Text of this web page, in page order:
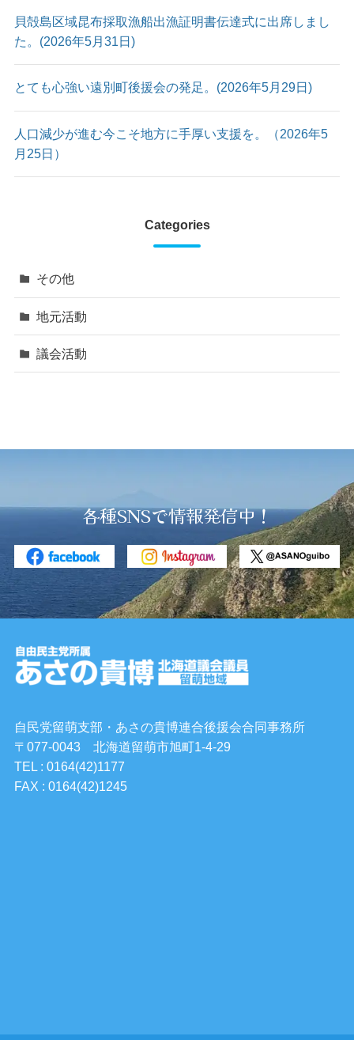
貝殻島区域昆布採取漁船出漁証明書伝達式に出席しまし
た。(2026年5月31日)
とても心強い遠別町後援会の発足。(2026年5月29日)
人口減少が進む今こそ地方に手厚い支援を。（2026年5
月25日）
Categories
その他
地元活動
議会活動
各種SNSで情報発信中！
自民党留萌支部・あさの貴博連合後援会合同事務所
〒077-0043 北海道留萌市旭町1-4-29
TEL : 0164(42)1177
FAX : 0164(42)1245